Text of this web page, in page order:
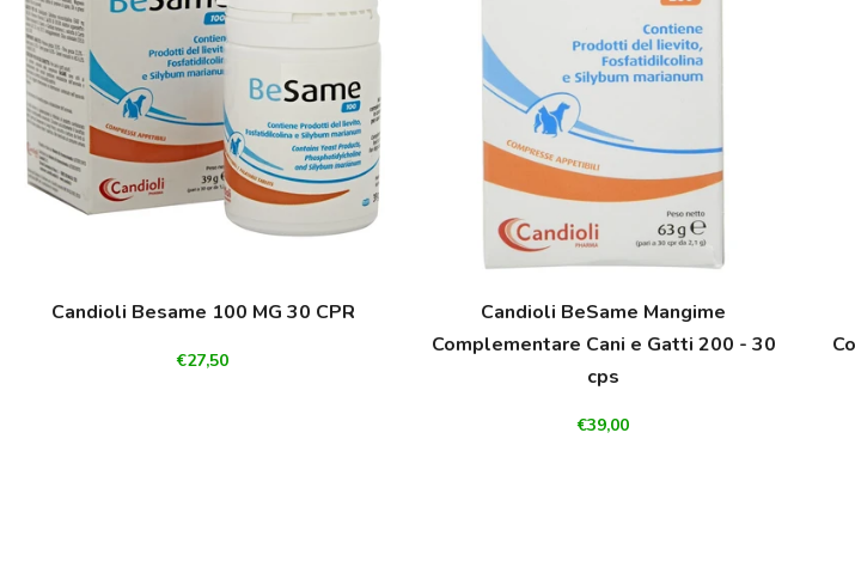
Candioli Besame 100 MG 30 CPR
€27,50
Candioli BeSame Mangime
Complementare Cani e Gatti 200 - 30
cps
€39,00